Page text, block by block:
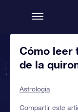
Cómo leer
de la
Astrologia
Compartir este